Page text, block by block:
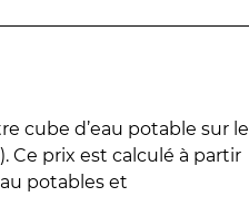
cube d’eau potable sur le
Ce prix est calculé à partir
potables et